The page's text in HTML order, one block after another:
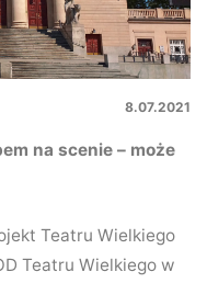
8.07.2021
na scenie – może
Teatru Wielkiego
Teatru Wielkiego w